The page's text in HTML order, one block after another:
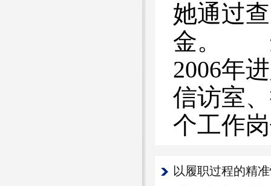
她通过
金。 这
2006年
信访室
个工作
以履职过程的精